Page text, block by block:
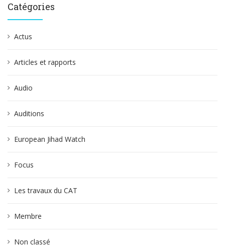
Catégories
Actus
Articles et rapports
Audio
Auditions
European Jihad Watch
Focus
Les travaux du CAT
Membre
Non classé